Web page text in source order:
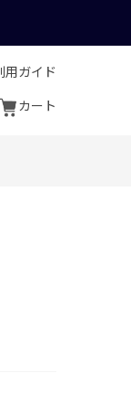
用ガイド
カート